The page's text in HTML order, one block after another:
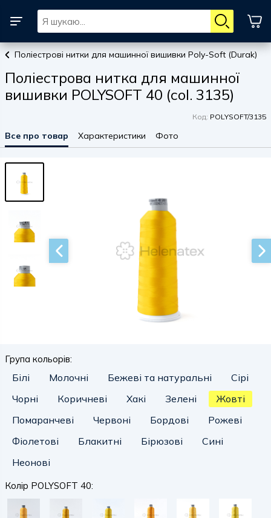
Поліестрові нитки для машинної вишивки Poly-Soft (Durak)
Поліестрова нитка для машинної
вишивки POLYSOFT 40 (col. 3135)
Код: POLYSOFT/3135
Все про товар Характеристики Фото
Група кольорів:
Білі Молочні Бежеві та натуральні
Сірі
Чорні
Коричневі Хакі Зелені
Жовті
Помаранчеві
Червоні Бордові
Рожеві
Фіолетові
Блакитні Бірюзові
Сині
Неонові
Колір POLYSOFT 40: